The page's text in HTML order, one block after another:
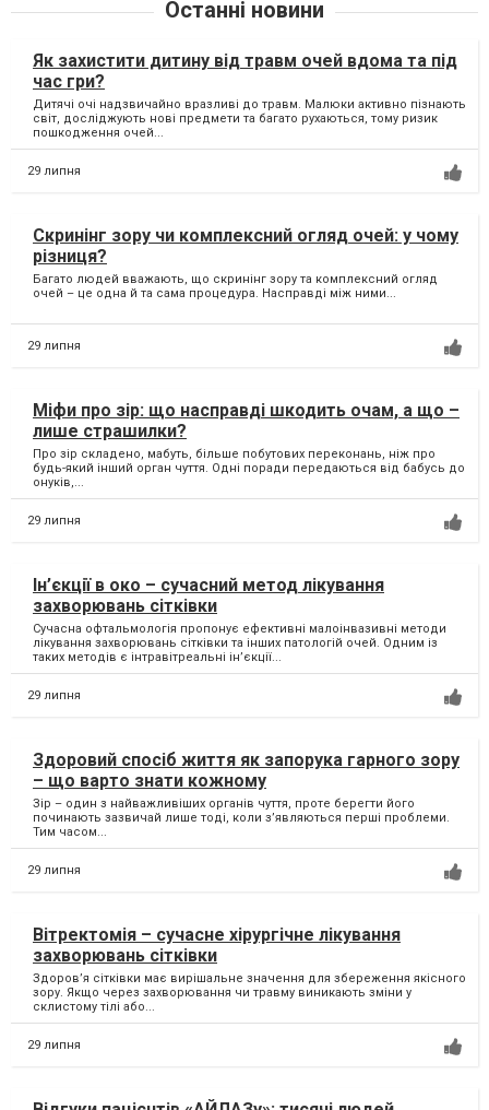
Останні новини
Як захистити дитину від травм очей вдома та під
час гри?
Дитячі очі надзвичайно вразливі до травм. Малюки активно пізнають
світ, досліджують нові предмети та багато рухаються, тому ризик
пошкодження очей...
29 липня
Скринінг зору чи комплексний огляд очей: у чому
різниця?
Багато людей вважають, що скринінг зору та комплексний огляд
очей – це одна й та сама процедура. Насправді між ними...
29 липня
Міфи про зір: що насправді шкодить очам, а що –
лише страшилки?
Про зір складено, мабуть, більше побутових переконань, ніж про
будь-який інший орган чуття. Одні поради передаються від бабусь до
онуків,...
29 липня
Ін’єкції в око – сучасний метод лікування
захворювань сітківки
Сучасна офтальмологія пропонує ефективні малоінвазивні методи
лікування захворювань сітківки та інших патологій очей. Одним із
таких методів є інтравітреальні ін’єкції...
29 липня
Здоровий спосіб життя як запорука гарного зору
– що варто знати кожному
Зір – один з найважливіших органів чуття, проте берегти його
починають зазвичай лише тоді, коли з’являються перші проблеми.
Тим часом...
29 липня
Вітректомія – сучасне хірургічне лікування
захворювань сітківки
Здоров’я сітківки має вирішальне значення для збереження якісного
зору. Якщо через захворювання чи травму виникають зміни у
склистому тілі або...
29 липня